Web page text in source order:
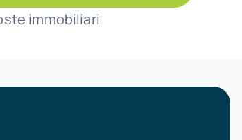
immobiliari